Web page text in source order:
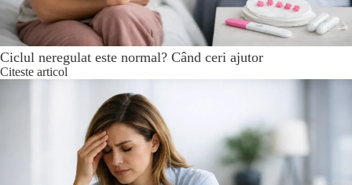
Ciclul neregulat este normal? Când ceri ajutor
Citeste articol